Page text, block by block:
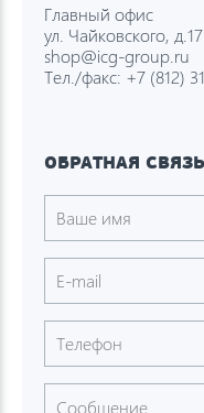
Главный офис
ул. Чайковского, д.17
shop@icg-group.ru
Тел./факс: +7 (812)
ОБРАТНАЯ СВЯЗЬ